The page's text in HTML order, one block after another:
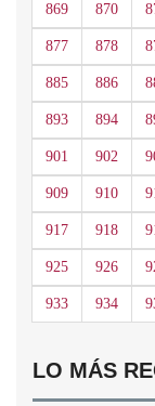
869 870
877 878
885 886
893 894
901 902
909 910
917 918
925 926
933 934
LO MÁS